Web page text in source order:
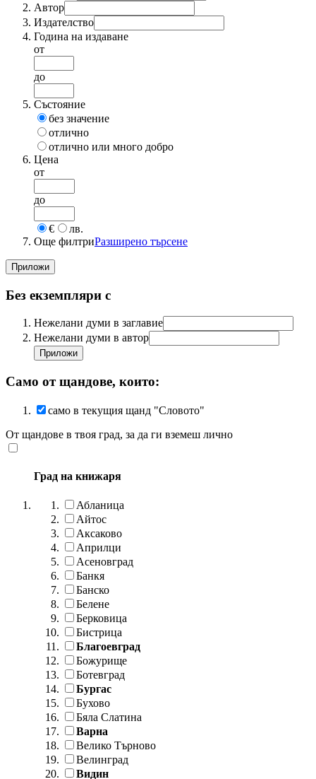
Автор
Издателство
Година на издаване
от
до
Състояние
без значение
отлично
отлично или много добро
Цена
от
до
€
лв.
Още филтриРазширено търсене
Без екземпляри с
Нежелани думи в заглавие
Нежелани думи в автор
Само от щандове, които:
само в текущия щанд "Словото"
От щандове в твоя град, за да ги вземеш лично
Град на книжаря
Абланица
Айтос
Аксаково
Априлци
Асеновград
Банкя
Банско
Белене
Берковица
Бистрица
Благоевград
Божурище
Ботевград
Бургас
Бухово
Бяла Слатина
Варна
Велико Търново
Велинград
Видин